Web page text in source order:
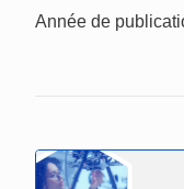
Année de